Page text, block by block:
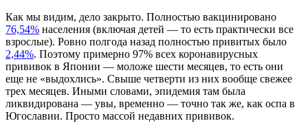
Как мы видим, дело закрыто. Полностью вакцинировано
76,54% населения (включая детей — то есть практически все
взрослые). Ровно полгода назад полностью привитых было
2,44%. Поэтому примерно 97% всех коронавирусных
прививок в Японии — моложе шести месяцев, то есть они
еще не «выдохлись». Свыше четверти из них вообще свежее
трех месяцев. Иными словами, эпидемия там была
ликвидирована — увы, временно — точно так же, как оспа в
Югославии. Просто массой недавних прививок.